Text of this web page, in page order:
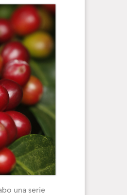
una serie